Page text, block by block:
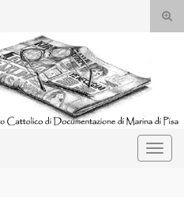
il